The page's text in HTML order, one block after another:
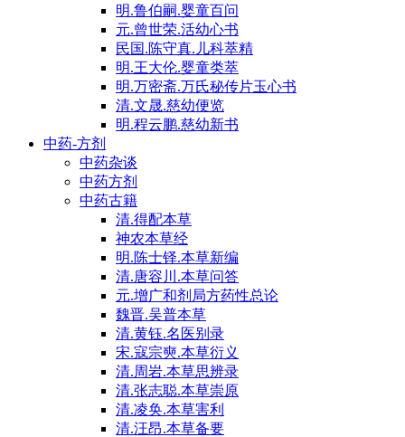
明.鲁伯嗣.婴童百问
元.曾世荣.活幼心书
民国.陈守真.儿科萃精
明.王大伦.婴童类萃
明.万密斋.万氏秘传片玉心书
清.文晟.慈幼便览
明.程云鹏.慈幼新书
中药-方剂
中药杂谈
中药方剂
中药古籍
清.得配本草
神农本草经
明.陈士铎.本草新编
清.唐容川.本草问答
元.增广和剂局方药性总论
魏晋.吴普本草
清.黄钰.名医别录
宋.寇宗奭.本草衍义
清.周岩.本草思辨录
清.张志聪.本草崇原
清.凌奂.本草害利
清.汪昂.本草备要